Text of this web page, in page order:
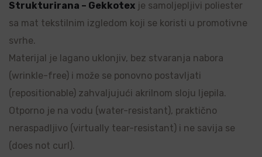
Strukturirana – Gekkotex je samoljepljivi poliester
sa mat tekstilnim izgledom koji se koristi u promotivne
svrhe.
Materijal je lagano uklonjiv, bez stvaranja nabora
(wrinkle-free) i može se ponovno postavljati
(repositionable) zahvaljujući akrilnom sloju ljepila.
Otporno je na vodu (water-resistant), praktično
neraspadljivo (virtually tear-resistant) i ne savija se
(does not curl).